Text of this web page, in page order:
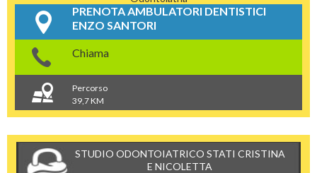
PRENOTA AMBULATORI DENTISTICI
ENZO SANTORI
Chiama
Percorso
39,7 KM
STUDIO ODONTOIATRICO STATI CRISTINA
E NICOLETTA